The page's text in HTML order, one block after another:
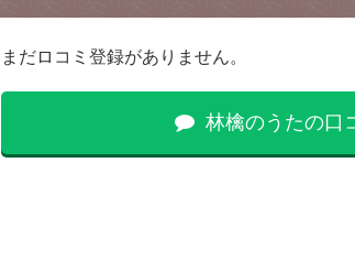
まだロコミ登録がありません。
林檎のうたの口